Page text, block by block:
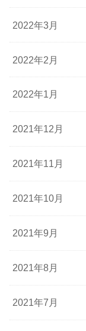
2022年3月
2022年2月
2022年1月
2021年12月
2021年11月
2021年10月
2021年9月
2021年8月
2021年7月